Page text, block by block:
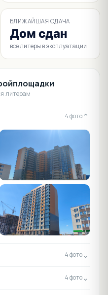
БЛИЖАЙШАЯ СДАЧА
Дом сдан
все литеры в эксплуатации
литерам
4 фото ⌄
4 фото⌄
4 фото⌄